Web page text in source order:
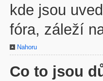
kde jsou
fóra, záleží
Nahoru
Co to jsou